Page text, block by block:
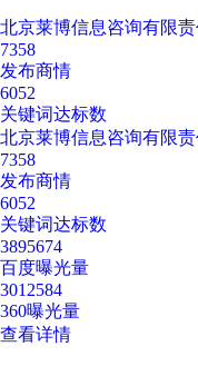
北京莱博信息咨询有限责
7358
发布商情
6052
关键词达标数
北京莱博信息咨询有限责
7358
发布商情
6052
关键词达标数
3895674
百度曝光量
3012584
360曝光量
查看详情